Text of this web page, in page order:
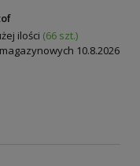
ilości (66 szt.)
10.8.2026